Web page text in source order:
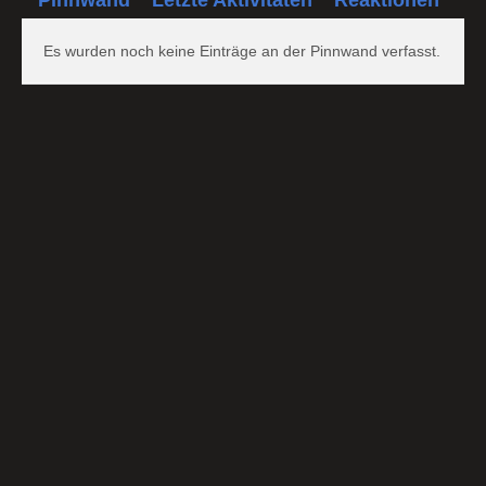
Es wurden noch keine Einträge an der Pinnwand verfasst.